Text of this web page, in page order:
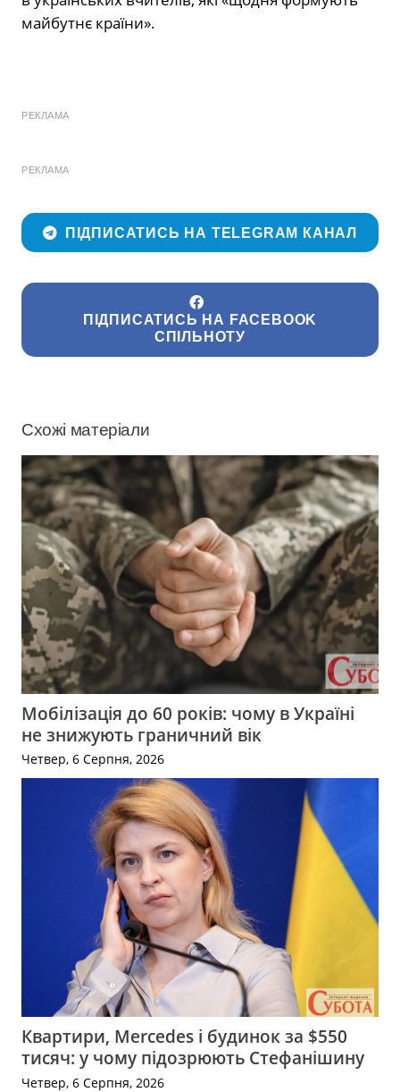
майбутнє країни».
РЕКЛАМА
РЕКЛАМА
ПІДПИСАТИСЬ НА TELEGRAM КАНАЛ
ПІДПИСАТИСЬ НА FACEBOOK
СПІЛЬНОТУ
Схожі матеріали
Мобілізація до 60 років: чому в Україні
не знижують граничний вік
Четвер, 6 Серпня, 2026
Квартири, Mercedes і будинок за $550
тисяч: у чому підозрюють Стефанішину
Четвер, 6 Серпня, 2026